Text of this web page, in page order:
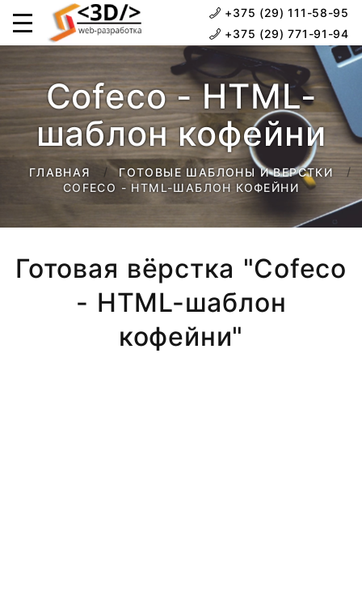
+375 (29) 111-58-95
+375 (29) 771-91-94
Cofeco - HTML-
шаблон кофейни
ГЛАВНАЯ
ГОТОВЫЕ ШАБЛОНЫ И ВЕРСТКИ
COFECO - HTML-ШАБЛОН КОФЕЙНИ
Готовая вёрстка "Cofeco
- HTML-шаблон
кофейни"